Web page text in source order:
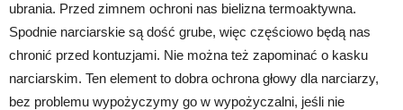
ubrania. Przed zimnem ochroni nas bielizna termoaktywna.
Spodnie narciarskie są dość grube, więc częściowo będą nas
chronić przed kontuzjami. Nie można też zapominać o kasku
narciarskim. Ten element to dobra ochrona głowy dla narciarzy,
bez problemu wypożyczymy go w wypożyczalni, jeśli nie